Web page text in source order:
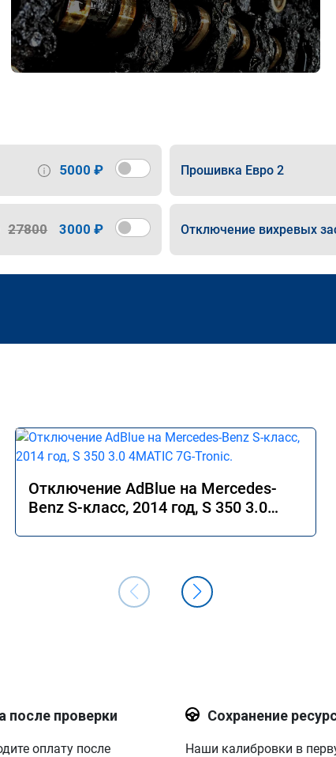
5000 ₽ Прошивка Евро 2
27800 3000 ₽ Отключение вихревых
Отключение AdBlue на Mercedes-
Benz S-класс, 2014 год, S 350 3.0
после проверки
оплату после
Сохранение
Наши калибровки в